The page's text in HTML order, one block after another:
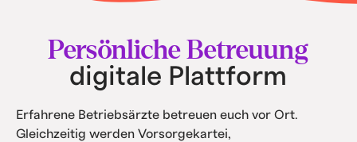
und Service.
Persönliche Betreuung
digitale Plattform
Erfahrene Betriebsärzte betreuen euch vor Ort.
Gleichzeitig werden Vorsorgekartei,